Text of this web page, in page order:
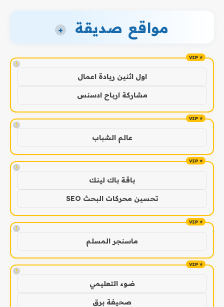
مواقع صديقة +
!
اول اثنين ريادة اعمال
مشاركة ارباح ادسنس
!
عالم الشباب
!
باقة باك لينك
تحسين محركات البحث SEO
!
ماسنجر المسلم
!
ضوء التعليمي
صحيفة برق